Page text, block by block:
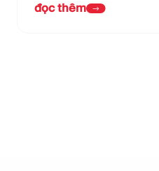
đọc thêm